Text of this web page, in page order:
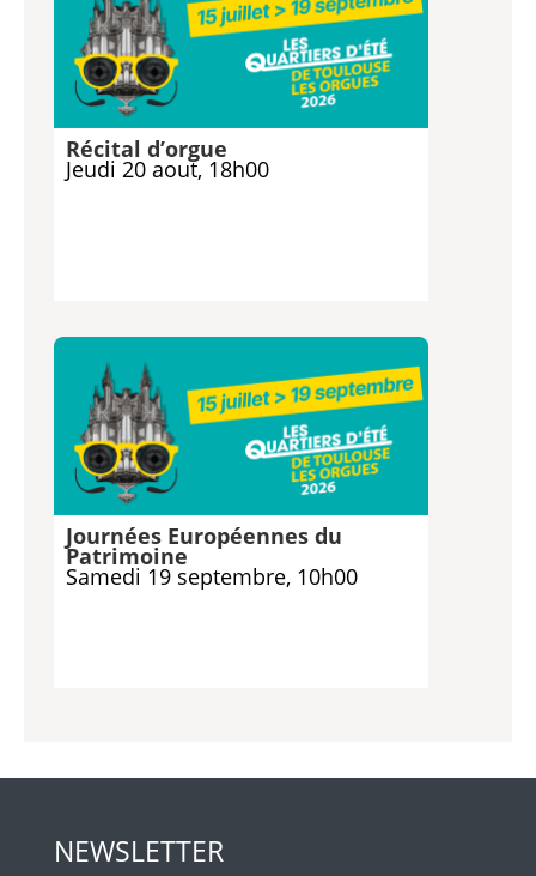
Récital d’orgue
Jeudi 20 aout, 18h00
Journées Européennes du
Patrimoine
Samedi 19 septembre, 10h00
NEWSLETTER